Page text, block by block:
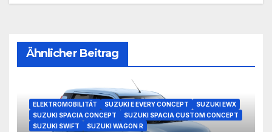
Ähnlicher Beitrag
ELEKTROMOBILITÄT SUZUKI E EVERY CONCEPT
SUZUKI EWX
SUZUKI SPACIA CONCEPT
SUZUKI SPACIA CUSTOM CONCEPT
SUZUKI SWIFT
SUZUKI WAGON R